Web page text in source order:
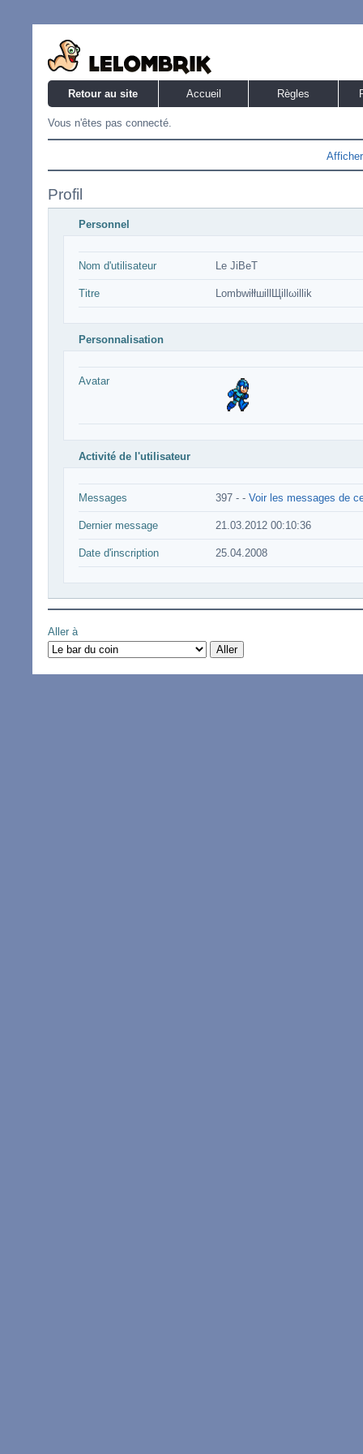
Retour au site Accueil Règles
Vous n'êtes pas connecté.
Profil
Personnel
Nom d'utilisateur Le JiBeT
Titre LombwiłłшillЩillωillik
Personnalisation
Avatar
Activité de l'utilisateur
Messages 397 - - Voir les messages de
Dernier message 21.03.2012 00:10:36
Date d'inscription 25.04.2008
Aller à